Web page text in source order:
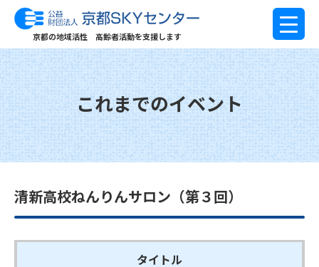
京都の地域活性 高齢者活動を支援します
これまでのイベント
清新高校ねんりんサロン（第３回）
タイトル